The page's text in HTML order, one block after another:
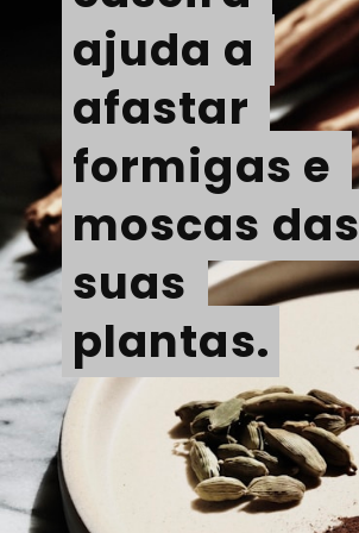
ajuda a
afastar
formigas e
moscas das
suas
plantas.
ajuda a
afastar
formigas e
moscas das
suas
plantas.